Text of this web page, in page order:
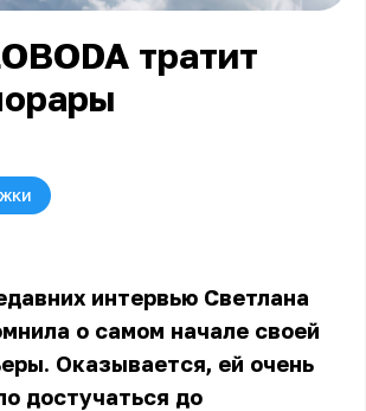
тратит
интервью Светлана
о самом начале своей
Оказывается, ей очень
достучаться до